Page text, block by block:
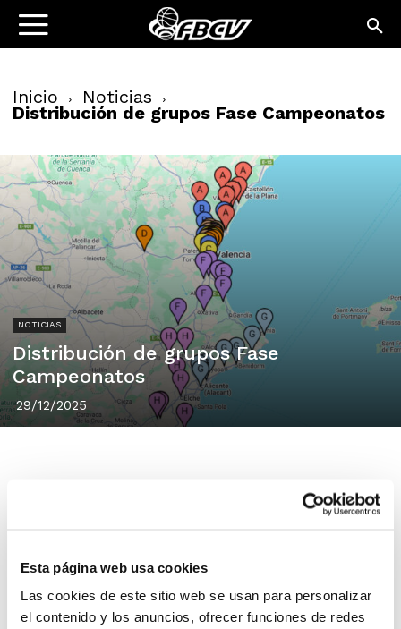
Esta página web usa cookies
Las cookies de este sitio web se usan para personalizar
el contenido y los anuncios, ofrecer funciones de redes
Inicio Noticias
Distribución de grupos Fase Campeonatos
NOTICIAS
Distribución de grupos Fase
Campeonatos
29/12/2025
Publicada la distribución de grupos de la
(Preferente y 1ª Zonal) y en las categorías
IR Cadete, Infantil, PreInfantil y Alevín.